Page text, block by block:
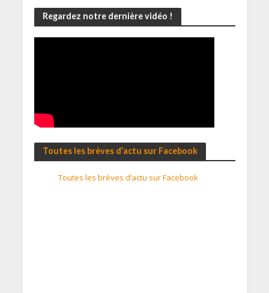
Regardez notre dernière vidéo !
Toutes les brèves d’actu sur Facebook
Toutes les brèves d’actu sur Facebook